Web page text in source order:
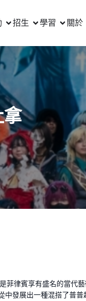
招生 學習 關於
菲律賓享有盛名的當代
發展出一種混搭了普